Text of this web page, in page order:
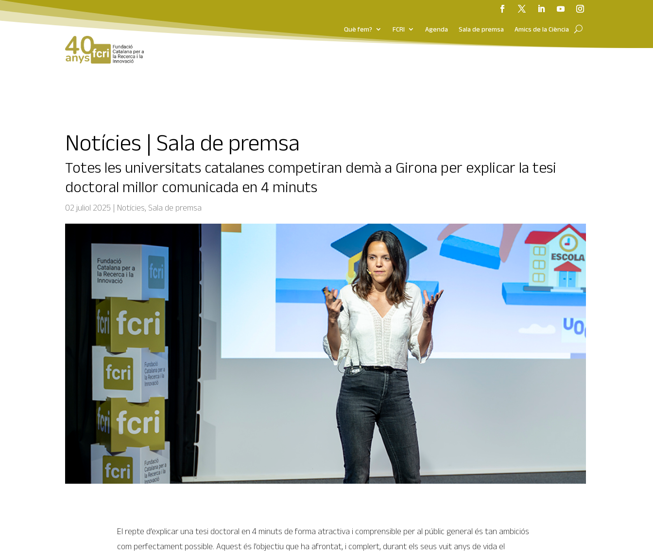
Què fem? FCRI Agenda Sala de premsa Amics de la Ciència
Notícies | Sala de premsa
Totes les universitats catalanes competiran demà a Girona per explicar la tesi
doctoral millor comunicada en 4 minuts
02 juliol 2025 | Notícies, Sala de premsa
El repte d’explicar una tesi doctoral en 4 minuts de forma atractiva i comprensible per al públic general és tan ambiciós
com perfectament possible. Aquest és l’objectiu que ha afrontat, i complert, durant els seus vuit anys de vida el